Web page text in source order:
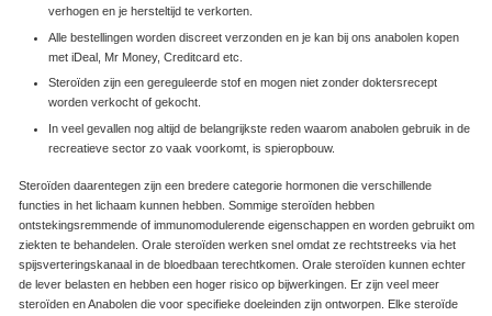
verhogen en je hersteltijd te verkorten.
Alle bestellingen worden discreet verzonden en je kan bij ons anabolen kopen
met iDeal, Mr Money, Creditcard etc.
Steroïden zijn een gereguleerde stof en mogen niet zonder doktersrecept
worden verkocht of gekocht.
In veel gevallen nog altijd de belangrijkste reden waarom anabolen gebruik in de
recreatieve sector zo vaak voorkomt, is spieropbouw.
Steroïden daarentegen zijn een bredere categorie hormonen die verschillende
functies in het lichaam kunnen hebben. Sommige steroïden hebben
ontstekingsremmende of immunomodulerende eigenschappen en worden gebruikt om
ziekten te behandelen. Orale steroïden werken snel omdat ze rechtstreeks via het
spijsverteringskanaal in de bloedbaan terechtkomen. Orale steroïden kunnen echter
de lever belasten en hebben een hoger risico op bijwerkingen. Er zijn veel meer
steroïden en Anabolen die voor specifieke doeleinden zijn ontworpen. Elke steroïde